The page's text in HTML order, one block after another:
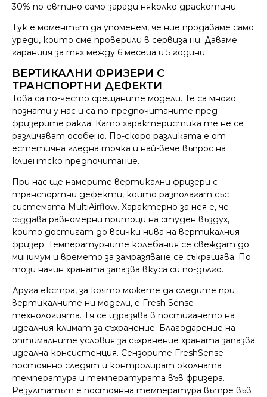
30% по-евтино само заради няколко драскотини.
Тук е моментът да упоменем, че ние продаваме само
уреди, които сме проверили в сервиза ни. Даваме
гаранция за тях между 6 месеца и 5 години.
ВЕРТИКАЛНИ ФРИЗЕРИ С
ТРАНСПОРТНИ ДЕФЕКТИ
Това са по-често срещаните модели. Те са много
познати у нас и са по-предпочитаните пред
фризерите ракла. Като характеристика те не се
различават особено. По-скоро разликата е от
естетична гледна точка и най-вече въпрос на
клиентско предпочитание.
При нас ще намерите вертикални фризери с
транспортни дефекти, които разполагат със
системата MultiAirflow. Характерно за нея е, че
създава равномерни притоци на студен въздух,
които достигат до всички нива на вертикалния
фризер. Температурните колебания се свеждат до
минимум и времето за замразяване се съкращава. По
този начин храната запазва вкуса си по-дълго.
Друга екстра, за която можете да следите при
вертикалните ни модели, е Fresh Sense
технологията. Тя се изразява в постигането на
идеалния климат за съхранение. Благодарение на
оптималните условия за съхранение храната запазва
идеална консистенция. Сензорите FreshSense
постоянно следят и контролират околната
температура и температурата във фризера.
Резултатът е постоянна температура вътре във